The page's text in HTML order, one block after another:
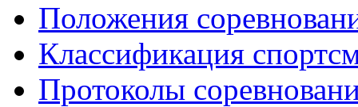
Положения
Классификация
Протоколы